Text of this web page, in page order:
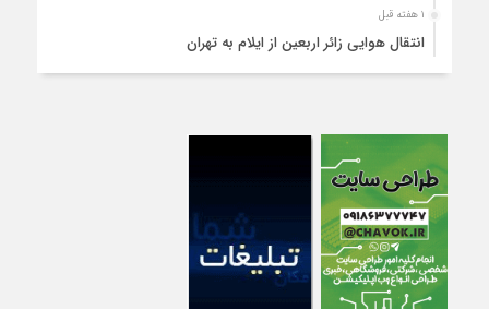
۱ هفته قبل
انتقال هوایی زائر اربعین از ایلام به تهران
۱ هفته قبل
تصادف مرگبار پراید و تیبا در محور آبدانان/سه نفر جان باختند
۱ هفته قبل
انتقال ۱۵ زائر حادثه‌دیده از عراق به مرز مهران/آماده‌باش کامل
هلال‌احمر ایلام+عکس
۱ هفته قبل
سقوط مرگبار از پاکت لودر/کارگر سنگ‌شکن زیر چرخ‌های لودر جان